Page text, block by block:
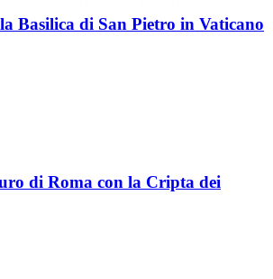
Basilica di San Pietro in Vaticano
di Roma con la Cripta dei